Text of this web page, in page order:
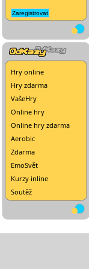
Hry online
Hry zdarma
VašeHry
Online hry
Online hry zdarma
Aerobic
Zdarma
EmoSvět
Kurzy inline
Soutěž